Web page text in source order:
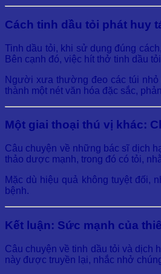
Cách tinh dầu tỏi phát huy
Tinh dầu tỏi, khi sử dụng đúng
Bên cạnh đó, việc hít thở tinh dầu
Người xưa thường đeo các túi nhỏ
thành một nét văn hóa đặc sắc,
Một giai thoại thú vị khác:
Câu chuyện về những bác sĩ dịch
thảo dược mạnh, trong đó có tỏi,
Mặc dù hiệu quả không tuyệt đối,
bệnh.
Kết luận: Sức mạnh của
Câu chuyện về tinh dầu tỏi và dịch
này được truyền lại, nhắc nhở